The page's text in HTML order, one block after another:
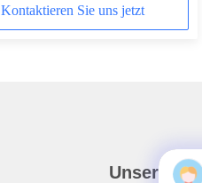
Kontaktieren Sie uns jetzt
Unser